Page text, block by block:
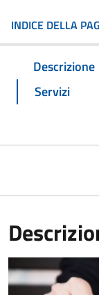
INDICE DELLA
Descrizione
Servizi